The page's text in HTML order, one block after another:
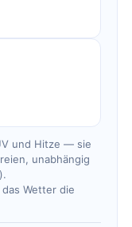
und Hitze — sie
unabhängig
Wetter die